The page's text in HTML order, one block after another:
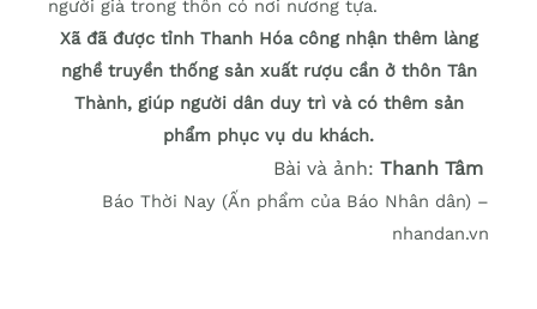
người già trong thôn có nơi nương tựa.
Xã đã được tỉnh Thanh Hóa công nhận thêm làng
nghề truyền thống sản xuất rượu cần ở thôn Tân
Thành, giúp người dân duy trì và có thêm sản
phẩm phục vụ du khách.
Bài và ảnh: Thanh Tâm
Báo Thời Nay (Ấn phẩm của Báo Nhân dân) –
nhandan.vn